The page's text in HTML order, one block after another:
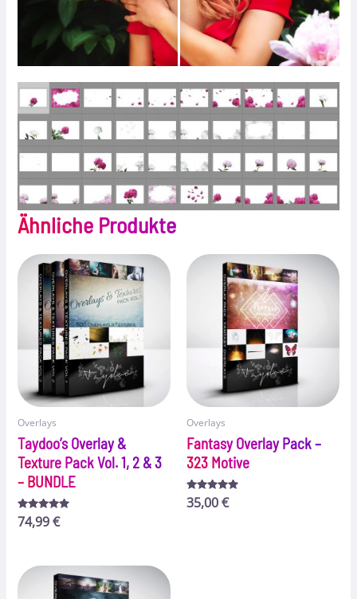
Ähnliche Produkte
Overlays
Taydoo’s Overlay &
Texture Pack Vol. 1, 2 & 3
– BUNDLE
Bewertet
mit
74,99€
Overlays
Fantasy Overlay Pack –
323 Motive
Bewertet
mit
35,00€